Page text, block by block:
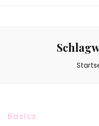
Basics